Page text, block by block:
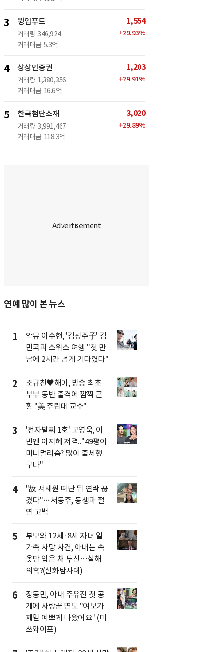
3 윙입푸드
거래량 346,924
거래대금 5.3억
1,554
+29.93%
4 상상인증권
거래량 1,380,356
거래대금 16.6억
1,203
+29.91%
5 한국첨단소재
거래량 3,991,467
거래대금 118.3억
3,020
+29.89%
연예 많이 본 뉴스
1
악뮤 이수현, '김성주子' 김
민국과 스위스 여행 "첫 만
남에 2시간 넘게 기다렸다"
2
조규찬♥해이, 방송 최초
부부 동반 출격에 깜짝 근
황 "美 주립대 교수"
3
'전자발찌 1호' 고영욱, 이
번엔 이지혜 저격.."49평이
미니멀리즘? 많이 출세했
구나"
4
"故 서세원 떠난 뒤 연락 끊
겼다"…서동주, 동생과 절
연 고백
5
부모와 12세·8세 자녀 일
가족 사망 사건, 아내는 속
옷만 입은 채 투신…살해
의혹?(실화탐사대)
6
장동민, 아내 주유진 첫 공
개에 사랑꾼 면모 "여보가
제일 예쁘게 나왔어요" (미
쓰와이프)